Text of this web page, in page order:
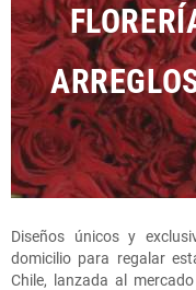
Diseños únicos y
domicilio para regalar
Chile, lanzada al